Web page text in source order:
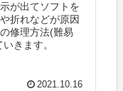
が出てソフトを
折れなどが原因
修理方法(難易
きます。
2021.10.16